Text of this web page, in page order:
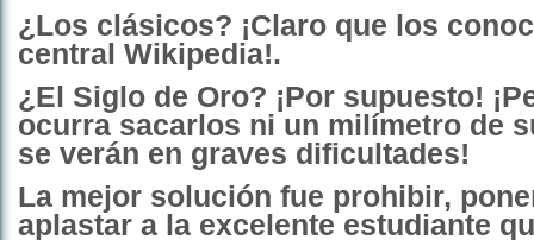
¿Los clásicos? ¡Claro que los
central Wikipedia!.
¿El Siglo de Oro? ¡Por supuesto!
ocurra sacarlos ni un milímetro de
se verán en graves dificultades!
La mejor solución fue prohibir,
aplastar a la excelente estudiante